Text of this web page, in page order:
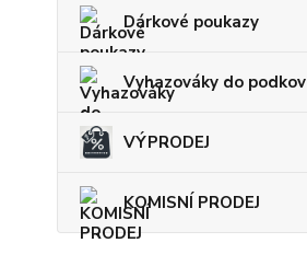
Dárkové poukazy
Vyhazováky do podkov
VÝPRODEJ
KOMISNÍ PRODEJ